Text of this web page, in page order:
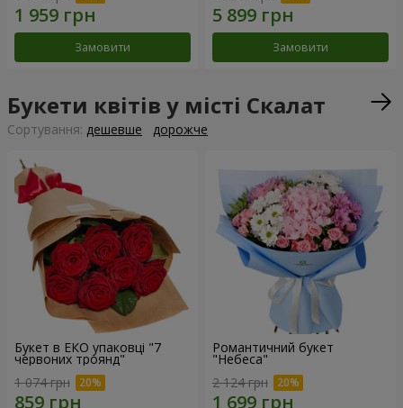
Замовити Замовити
Букети квітів у місті Скалат
Сортування: дешевше дорожче
Букет в ЕКО упаковці "7
червоних троянд"
1 074 грн
Романтичний букет
"Небеса"
2 124 грн